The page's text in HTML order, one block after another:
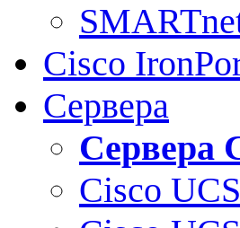
Cisco
Сервера
Сервера
Cisco